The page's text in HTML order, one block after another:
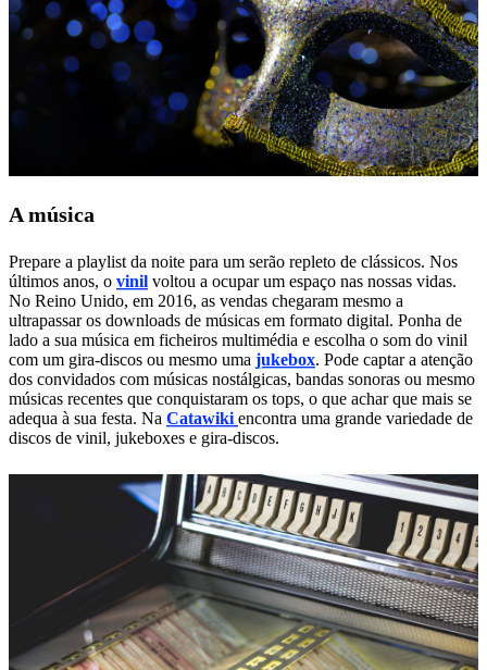
A música
Prepare a playlist da noite para um serão repleto de clássicos. Nos
últimos anos, o vinil voltou a ocupar um espaço nas nossas vidas.
No Reino Unido, em 2016, as vendas chegaram mesmo a
ultrapassar os downloads de músicas em formato digital. Ponha de
lado a sua música em ficheiros multimédia e escolha o som do vinil
com um gira-discos ou mesmo uma jukebox. Pode captar a atenção
dos convidados com músicas nostálgicas, bandas sonoras ou mesmo
músicas recentes que conquistaram os tops, o que achar que mais se
adequa à sua festa. Na Catawiki encontra uma grande variedade de
discos de vinil, jukeboxes e gira-discos.